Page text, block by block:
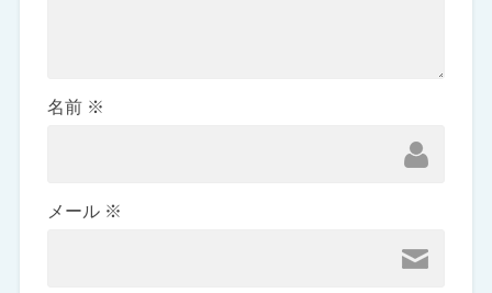
名前 ※
メール ※